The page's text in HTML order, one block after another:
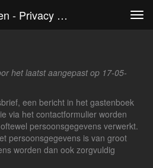
Suze Van Van Leeuwen - Privacy Verklaring
het laatst aangepast op 17-05-
een bericht in het gastenboek
via het contactformulier worden
persoonsgegevens verwerkt.
persoonsgegevens is van groot
worden dan ook zorgvuldig